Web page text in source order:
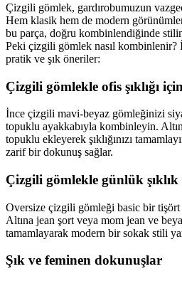
Çizgili gömlek, gardırobumuzun
Hem klasik hem de modern
bu parça, doğru kombinlendiğinde
Peki çizgili gömlek nasıl kombinlenir?
pratik ve şık öneriler:
Çizgili gömlekle ofis şıklığı
İnce çizgili mavi-beyaz gömleğinizi
topuklu ayakkabıyla kombinleyin.
topuklu ekleyerek şıklığınızı
zarif bir dokunuş sağlar.
Çizgili gömlekle günlük
Oversize çizgili gömleği basic bir tişört
Altına jean şort veya mom jean ve
tamamlayarak modern bir sokak stili
Şık ve feminen dokunuşlar